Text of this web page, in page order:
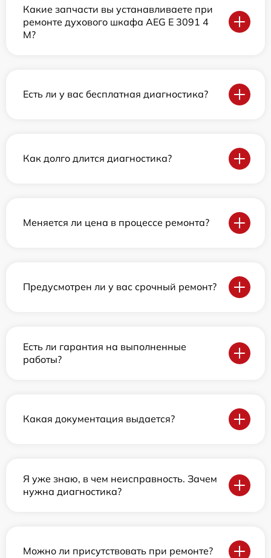
Какие запчасти вы устанавливаете при
ремонте духового шкафа AEG E 3091 4
M?
Есть ли у вас бесплатная диагностика?
Как долго длится диагностика?
Меняется ли цена в процессе ремонта?
Предусмотрен ли у вас срочный ремонт?
Есть ли гарантия на выполненные
работы?
Какая документация выдается?
Я уже знаю, в чем неисправность. Зачем
нужна диагностика?
Можно ли присутствовать при ремонте?